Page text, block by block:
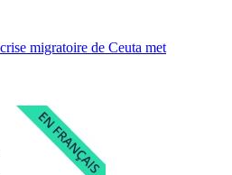
migratoire de Ceuta met